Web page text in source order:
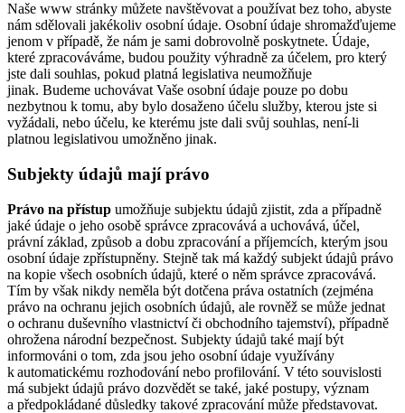
Naše www stránky můžete navštěvovat a používat bez toho, abyste
nám sdělovali jakékoliv osobní údaje. Osobní údaje shromažďujeme
jenom v případě, že nám je sami dobrovolně poskytnete. Údaje,
které zpracováváme, budou použity výhradně za účelem, pro který
jste dali souhlas, pokud platná legislativa neumožňuje
jinak. Budeme uchovávat Vaše osobní údaje pouze po dobu
nezbytnou k tomu, aby bylo dosaženo účelu služby, kterou jste si
vyžádali, nebo účelu, ke kterému jste dali svůj souhlas, není-li
platnou legislativou umožněno jinak.
Subjekty údajů mají právo
Právo na přístup umožňuje subjektu údajů zjistit, zda a případně
jaké údaje o jeho osobě správce zpracovává a uchovává, účel,
právní základ, způsob a dobu zpracování a příjemcích, kterým jsou
osobní údaje zpřístupněny. Stejně tak má každý subjekt údajů právo
na kopie všech osobních údajů, které o něm správce zpracovává.
Tím by však nikdy neměla být dotčena práva ostatních (zejména
právo na ochranu jejich osobních údajů, ale rovněž se může jednat
o ochranu duševního vlastnictví či obchodního tajemství), případně
ohrožena národní bezpečnost. Subjekty údajů také mají být
informováni o tom, zda jsou jeho osobní údaje využívány
k automatickému rozhodování nebo profilování. V této souvislosti
má subjekt údajů právo dozvědět se také, jaké postupy, význam
a předpokládané důsledky takové zpracování může představovat.